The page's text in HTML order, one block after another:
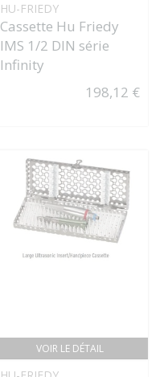
HU-FRIEDY
Cassette Hu Friedy
IMS 1/2 DIN série
Infinity
198,12 €
VOIR LE DÉTAIL